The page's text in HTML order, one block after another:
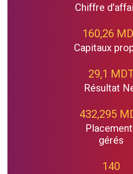
Chiffre
160,26
Capitaux
29,1
Résultat
432,295
gérés
140